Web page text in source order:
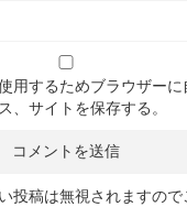
用するためブラウザーに
、サイトを保存する。
投稿は無視されますので